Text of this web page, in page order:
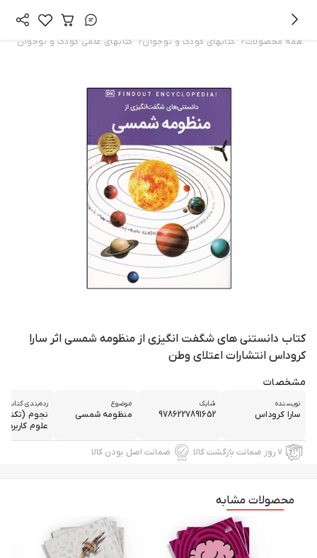
همه محصولات/ کتابهای کودک و نوجوان/ کتابهای علمی کودک و نوجوان
کتاب دانستنی های شگفت انگیزی از منظومه شمسی اثر سارا
کروداس انتشارات اعتلای وطن
مشخصات
نویسنده
سارا کروداس
شابک
9786227891652
موضوع
منظومه شمسی
رده‌بندی کتاب
نجوم
علوم
۷ روز ضمانت بازگشت کالا ضمانت اصل بودن کالا
محصولات مشابه